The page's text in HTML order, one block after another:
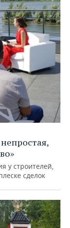
у строителей,
сделок